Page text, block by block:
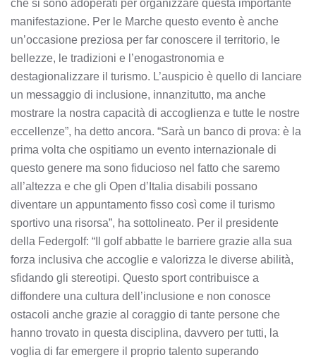
che si sono adoperati per organizzare questa importante
manifestazione. Per le Marche questo evento è anche
un’occasione preziosa per far conoscere il territorio, le
bellezze, le tradizioni e l’enogastronomia e
destagionalizzare il turismo. L’auspicio è quello di lanciare
un messaggio di inclusione, innanzitutto, ma anche
mostrare la nostra capacità di accoglienza e tutte le nostre
eccellenze”, ha detto ancora. “Sarà un banco di prova: è la
prima volta che ospitiamo un evento internazionale di
questo genere ma sono fiducioso nel fatto che saremo
all’altezza e che gli Open d’Italia disabili possano
diventare un appuntamento fisso così come il turismo
sportivo una risorsa”, ha sottolineato. Per il presidente
della Federgolf: “Il golf abbatte le barriere grazie alla sua
forza inclusiva che accoglie e valorizza le diverse abilità,
sfidando gli stereotipi. Questo sport contribuisce a
diffondere una cultura dell’inclusione e non conosce
ostacoli anche grazie al coraggio di tante persone che
hanno trovato in questa disciplina, davvero per tutti, la
voglia di far emergere il proprio talento superando